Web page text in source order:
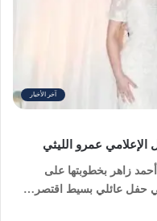
آخر الأخبار
عمرو الليثي
أحمد زاهر بخطوبتها على
حفل عائلي بسيط اقتصر…